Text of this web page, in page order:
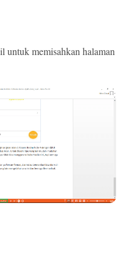
untuk memisahkan halaman